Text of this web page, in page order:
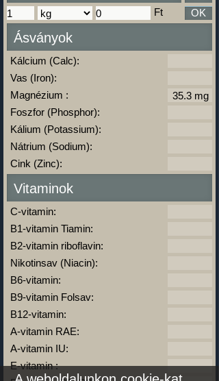
Ft OK
Ásványok
Kálcium (Calc):
Vas (Iron):
Magnézium :
Foszfor (Phosphor):
Kálium (Potassium):
Nátrium (Sodium):
Cink (Zinc):
Vitaminok
C-vitamin:
B1-vitamin Tiamin:
B2-vitamin riboflavin:
Nikotinsav (Niacin):
B6-vitamin:
B9-vitamin Folsav:
B12-vitamin:
A-vitamin RAE:
A-vitamin IU:
E-vitamin :